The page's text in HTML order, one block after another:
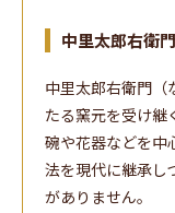
中里太郎右衛門
中里太郎右衛門（
たる窯元を受け継
碗や花器などを中
法を現代に継承し
がありません。